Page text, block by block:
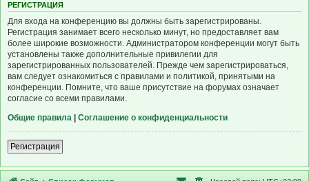
РЕГИСТРАЦИЯ
Для входа на конференцию вы должны быть зарегистрированы.
Регистрация занимает всего несколько минут, но предоставляет вам
более широкие возможности. Администратором конференции могут быть
установлены также дополнительные привилегии для
зарегистрированных пользователей. Прежде чем зарегистрироваться,
вам следует ознакомиться с правилами и политикой, принятыми на
конференции. Помните, что ваше присутствие на форумах означает
согласие со всеми правилами.
Общие правила | Соглашение о конфиденциальности
Регистрация